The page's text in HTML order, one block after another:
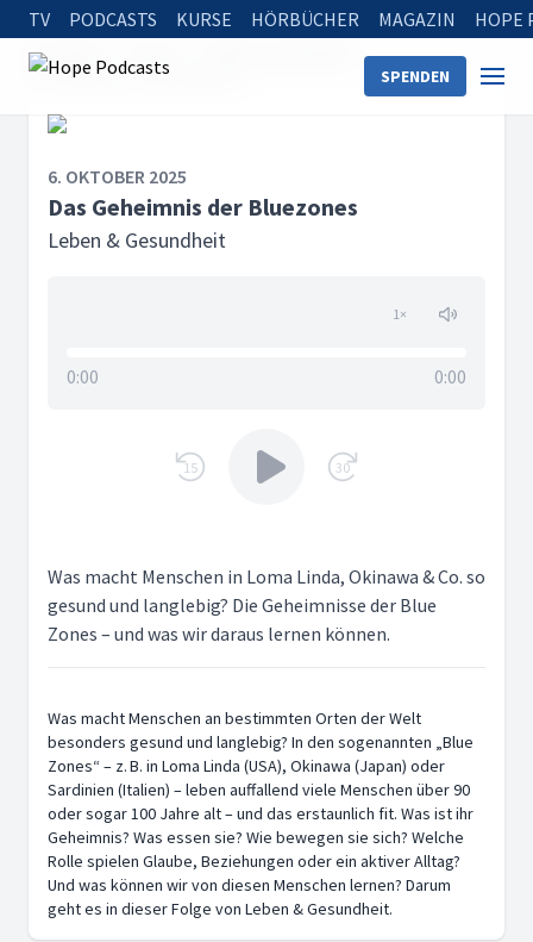
TV PODCASTS KURSE HÖRBÜCHER MAGAZIN HOPE
SPENDEN
Startseite
Das Geheimnis der Bluezones
6. OKTOBER 2025
Das Geheimnis der Bluezones
Leben & Gesundheit
1×
0:00 0:00
15 30
Was macht Menschen in Loma Linda, Okinawa & Co. so
gesund und langlebig? Die Geheimnisse der Blue
Zones – und was wir daraus lernen können.
Was macht Menschen an bestimmten Orten der Welt
besonders gesund und langlebig? In den sogenannten „Blue
Zones“ – z. B. in Loma Linda (USA), Okinawa (Japan) oder
Sardinien (Italien) – leben auffallend viele Menschen über 90
oder sogar 100 Jahre alt – und das erstaunlich fit. Was ist ihr
Geheimnis? Was essen sie? Wie bewegen sie sich? Welche
Rolle spielen Glaube, Beziehungen oder ein aktiver Alltag?
Und was können wir von diesen Menschen lernen? Darum
geht es in dieser Folge von Leben & Gesundheit.